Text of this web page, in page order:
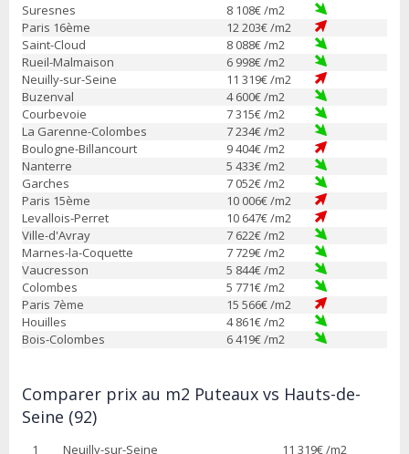
Suresnes 8 108€ /m2
Paris 16ème
12 203€ /m2
Saint-Cloud
8 088€ /m2
Rueil-Malmaison
6 998€ /m2
Neuilly-sur-Seine
11 319€ /m2
Buzenval
4 600€ /m2
Courbevoie
7 315€ /m2
La Garenne-Colombes
7 234€ /m2
Boulogne-Billancourt
9 404€ /m2
Nanterre
5 433€ /m2
Garches
7 052€ /m2
Paris 15ème
10 006€ /m2
Levallois-Perret
10 647€ /m2
Ville-d'Avray
7 622€ /m2
Marnes-la-Coquette
7 729€ /m2
Vaucresson
5 844€ /m2
Colombes
5 771€ /m2
Paris 7ème
15 566€ /m2
Houilles
4 861€ /m2
Bois-Colombes
6 419€ /m2
Comparer prix au m2 Puteaux vs Hauts-de-
Seine (92)
1 Neuilly-sur-Seine 11 319€ /m2